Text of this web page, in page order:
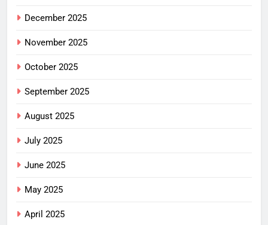
December 2025
November 2025
October 2025
September 2025
August 2025
July 2025
June 2025
May 2025
April 2025